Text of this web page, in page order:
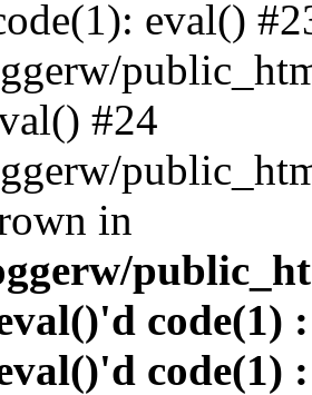
eval()
#24
in
code(1)
code(1)